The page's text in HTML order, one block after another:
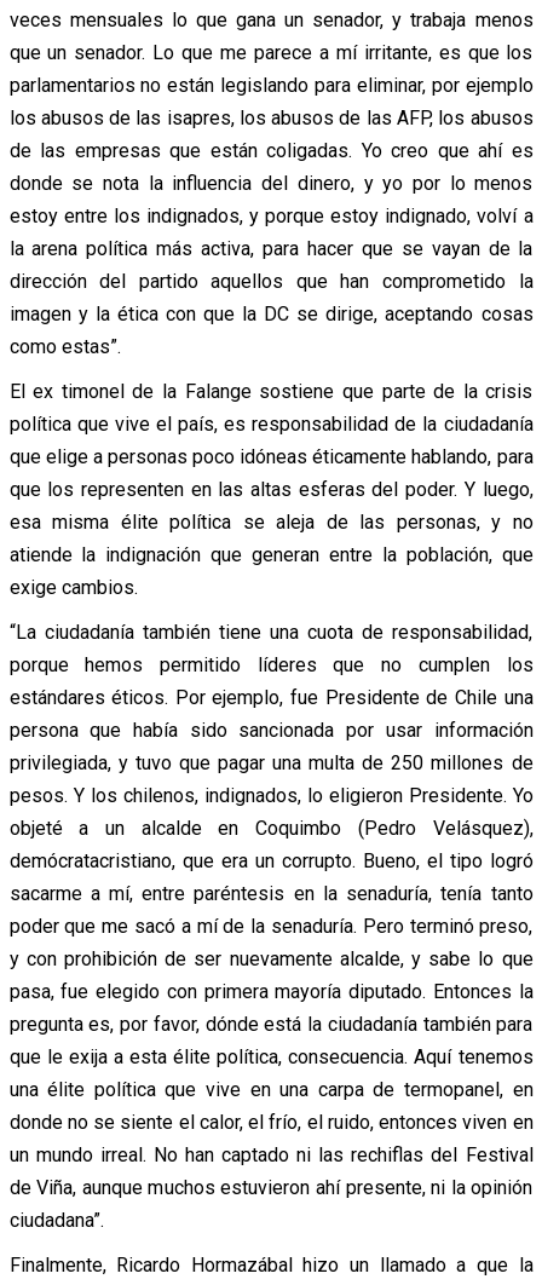
veces mensuales lo que gana un senador, y trabaja menos
que un senador. Lo que me parece a mí irritante, es que los
parlamentarios no están legislando para eliminar, por ejemplo
los abusos de las isapres, los abusos de las AFP, los abusos
de las empresas que están coligadas. Yo creo que ahí es
donde se nota la influencia del dinero, y yo por lo menos
estoy entre los indignados, y porque estoy indignado, volví a
la arena política más activa, para hacer que se vayan de la
dirección del partido aquellos que han comprometido la
imagen y la ética con que la DC se dirige, aceptando cosas
como estas”.
El ex timonel de la Falange sostiene que parte de la crisis
política que vive el país, es responsabilidad de la ciudadanía
que elige a personas poco idóneas éticamente hablando, para
que los representen en las altas esferas del poder. Y luego,
esa misma élite política se aleja de las personas, y no
atiende la indignación que generan entre la población, que
exige cambios.
“La ciudadanía también tiene una cuota de responsabilidad,
porque hemos permitido líderes que no cumplen los
estándares éticos. Por ejemplo, fue Presidente de Chile una
persona que había sido sancionada por usar información
privilegiada, y tuvo que pagar una multa de 250 millones de
pesos. Y los chilenos, indignados, lo eligieron Presidente. Yo
objeté a un alcalde en Coquimbo (Pedro Velásquez),
demócratacristiano, que era un corrupto. Bueno, el tipo logró
sacarme a mí, entre paréntesis en la senaduría, tenía tanto
poder que me sacó a mí de la senaduría. Pero terminó preso,
y con prohibición de ser nuevamente alcalde, y sabe lo que
pasa, fue elegido con primera mayoría diputado. Entonces la
pregunta es, por favor, dónde está la ciudadanía también para
que le exija a esta élite política, consecuencia. Aquí tenemos
una élite política que vive en una carpa de termopanel, en
donde no se siente el calor, el frío, el ruido, entonces viven en
un mundo irreal. No han captado ni las rechiflas del Festival
de Viña, aunque muchos estuvieron ahí presente, ni la opinión
ciudadana”.
Finalmente, Ricardo Hormazábal hizo un llamado a que la